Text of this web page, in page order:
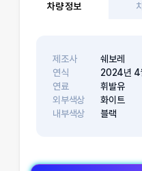
차량 정보
제조사
쉐보레
연식
2024년 4
연료
휘발유
외부색상
화이트
내부색상
블랙